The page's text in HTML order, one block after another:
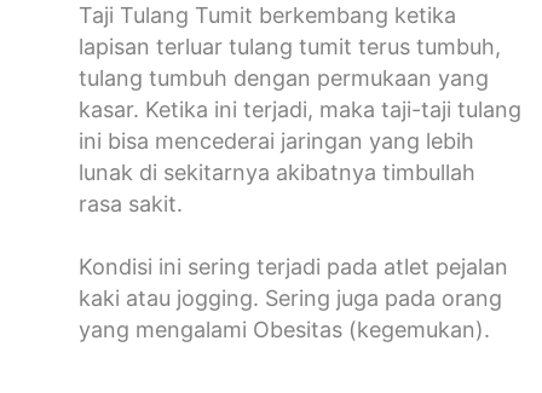
Taji Tulang Tumit berkembang ketika
lapisan terluar tulang tumit terus tumbuh,
tulang tumbuh dengan permukaan yang
kasar. Ketika ini terjadi, maka taji-taji tulang
ini bisa mencederai jaringan yang lebih
lunak di sekitarnya akibatnya timbullah
rasa sakit.
Kondisi ini sering terjadi pada atlet pejalan
kaki atau jogging. Sering juga pada orang
yang mengalami Obesitas (kegemukan).